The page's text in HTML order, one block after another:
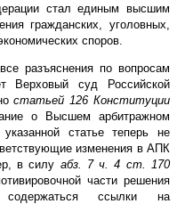
стал единым высшим
гражданских, уголовных,
споров.
разъяснения по вопросам
Верховый суд Российской
статьей 126 Конституции
о Высшем арбитражном
статье теперь не
изменения в АПК
в силу абз. 7 ч. 4 ст. 170
части решения
ссылки на